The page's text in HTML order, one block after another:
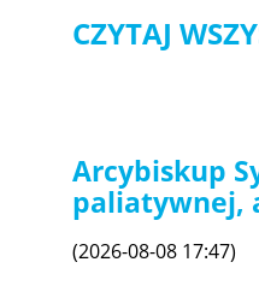
CZYTAJ
Arcybiskup
paliatywnej,
(2026-08-08 17:47)